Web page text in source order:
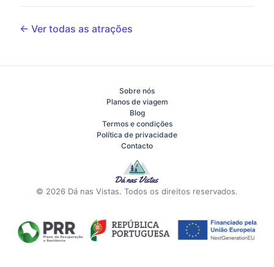
← Ver todas as atrações
Sobre nós
Planos de viagem
Blog
Termos e condições
Política de privacidade
Contacto
© 2026 Dá nas Vistas. Todos os direitos reservados.